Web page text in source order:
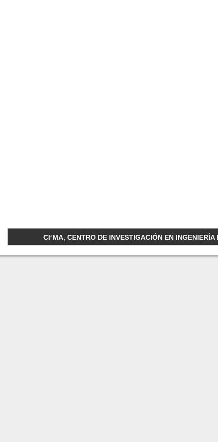
CI²MA, CENTRO DE INVESTIGACIÓN EN